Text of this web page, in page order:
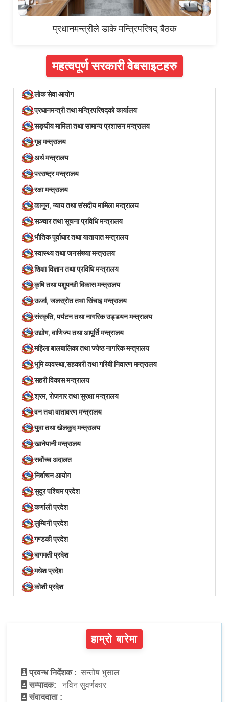
प्रधानमन्त्रीले डाके मन्त्रिपरिषद् बैठक
महत्वपूर्ण सरकारी वेबसाइटहरु
लोक सेवा आयोग
प्रधानमन्त्री तथा मन्त्रिपरिषद्को कार्यालय
सङ्घीय मामिला तथा सामान्य प्रशासन मन्त्रालय
गृह मन्त्रालय
अर्थ मन्त्रालय
परराष्ट्र मन्त्रालय
रक्षा मन्त्रालय
कानून, न्याय तथा संसदीय मामिला मन्त्रालय
सञ्‍चार तथा सूचना प्रविधि मन्त्रालय
भौतिक पूर्वाधार तथा यातायात मन्त्रालय
स्वास्थ्य तथा जनसंख्या मन्त्रालय
शिक्षा विज्ञान तथा प्रविधि मन्त्रालय
कृषि तथा पशुपन्छी विकास मन्त्रालय
ऊर्जा, जलस्रोत तथा सिंचाइ मन्त्रालय
संस्कृति, पर्यटन तथा नागरिक उड्डयन मन्त्रालय
उद्योग, वाणिज्य तथा आपूर्ति मन्त्रालय
महिला बालबालिका तथा ज्येष्ठ नागरिक मन्त्रालय
भूमि व्यवस्था,सहकारी तथा गरिबी निवारण मन्त्रालय
सहरी विकास मन्त्रालय
श्रम, रोजगार तथा सुरक्षा मन्त्रालय
वन तथा वातावरण मन्त्रालय
युवा तथा खेलकुद मन्त्रालय
खानेपानी मन्त्रालय
सर्वोच्च अदालत
निर्वाचन आयोग
सुदूर पश्चिम प्रदेश
कर्णाली प्रदेश
लुम्बिनी प्रदेश
गण्डकी प्रदेश
बागमती प्रदेश
मधेश प्रदेश
कोशी प्रदेश
हाम्रो बारेमा
प्रवन्ध निर्देशक : सन्तोष भुसाल
सम्पादक:
नविन सुवर्णकार
संवाददाता :